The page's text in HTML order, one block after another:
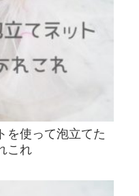
を使って泡立てた
これ